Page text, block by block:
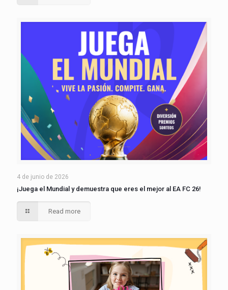
4 de junio de 2026
¡Juega el Mundial y demuestra que eres el mejor al EA FC 26!
Read more